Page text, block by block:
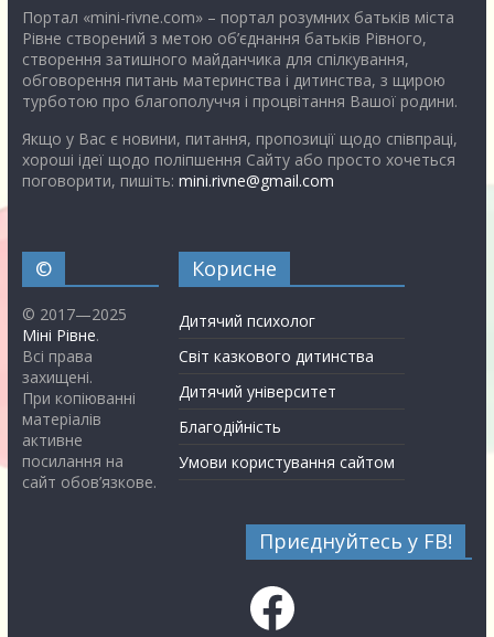
Портал «mini-rivne.com» – портал розумних батьків міста
Рівне створений з метою об’єднання батьків Рівного,
створення затишного майданчика для спілкування,
обговорення питань материнства і дитинства, з щирою
турботою про благополуччя і процвітання Вашої родини.
Якщо у Вас є новини, питання, пропозиції щодо співпраці,
хороші ідеї щодо поліпшення Сайту або просто хочеться
поговорити, пишіть: mini.rivne@gmail.com
©
© 2017—2025
Міні Рівне.
Всі права
захищені.
При копіюванні
матеріалів
активне
посилання на
сайт обов’язкове.
Корисне
Дитячий психолог
Світ казкового дитинства
Дитячий університет
Благодійність
Умови користування сайтом
Приєднуйтесь у FB!
Facebook